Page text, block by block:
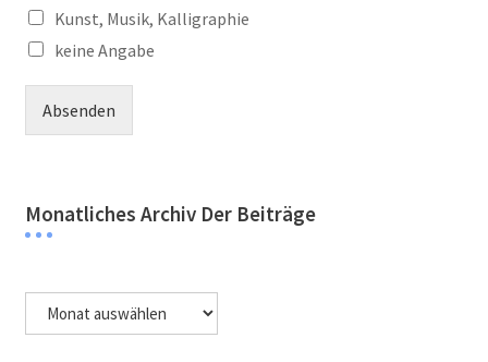
Kunst, Musik, Kalligraphie
keine Angabe
Absenden
Monatliches Archiv Der Beiträge
Archiv
der